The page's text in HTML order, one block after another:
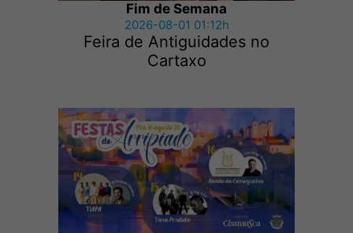
Fim de Semana
2026-08-01 01:12h
Feira de Antiguidades no
Cartaxo